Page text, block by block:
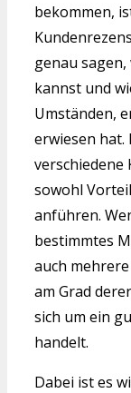
bekommen,
genau
kannst und
Umständen,
erwiesen hat.
verschiedene
sowohl
anführen.
bestimmtes
auch
am Grad
sich um ein
handelt.
Dabei ist es